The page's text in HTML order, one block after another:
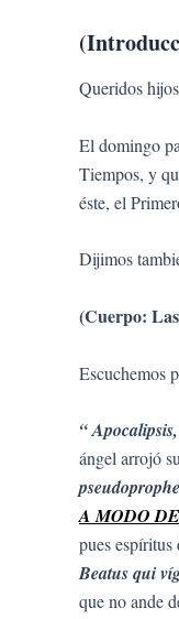
Queridos
El domingo
Tiempos, y
éste, el
Dijimos
(Cuerpo:
Escuchemos
“
ángel arrojó
A MODO
pues
Beatus qui
que no ande